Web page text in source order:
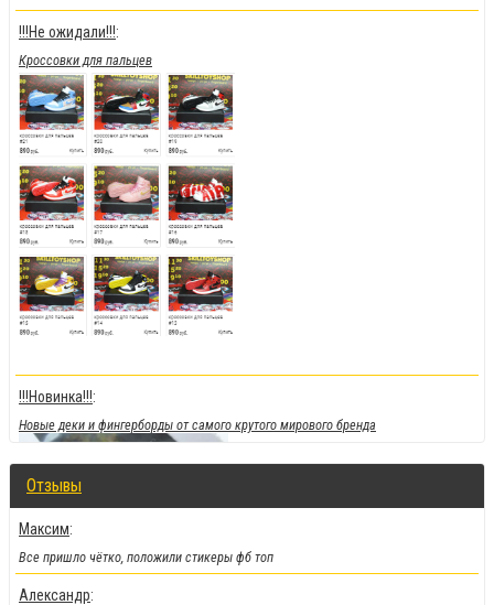
!!!Не ожидали!!!:
Кроссовки для пальцев
!!!Новинка!!!:
Новые деки и фингерборды от самого крутого мирового бренда
Отзывы
Максим:
Все пришло чётко, положили стикеры фб топ
Александр: